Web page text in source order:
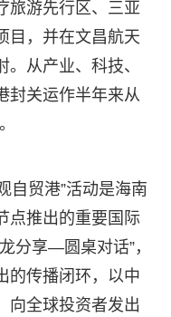
旅游先行区、三亚
目，并在文昌航天
从产业、科技、
封关运作半年来从
贸港”活动是海南
点推出的重要国际
分享—圆桌对话”，
的传播闭环，以中
向全球投资者发出